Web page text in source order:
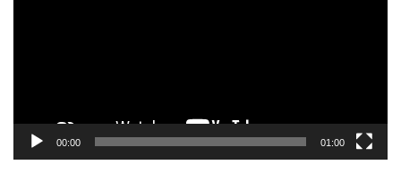
00:00 01:00